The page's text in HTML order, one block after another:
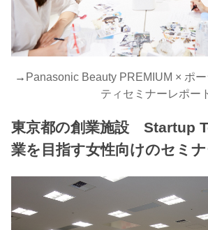
→ Panasonic Beauty PREMIUM × ポ
ティセミナーレポー
東京都の創業施設 Startup
業を目指す女性向けのセミ